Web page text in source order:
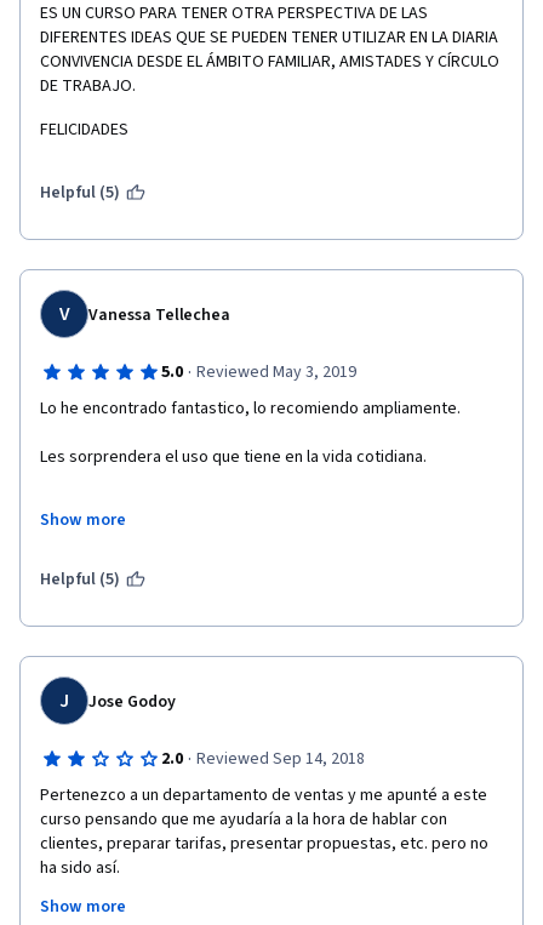
ES UN CURSO PARA TENER OTRA PERSPECTIVA DE LAS
DIFERENTES IDEAS QUE SE PUEDEN TENER UTILIZAR EN LA DIARIA
CONVIVENCIA DESDE EL ÁMBITO FAMILIAR, AMISTADES Y CÍRCULO
DE TRABAJO.
FELICIDADES
Helpful (5)
V Vanessa Tellechea
5.0 · Reviewed May 3, 2019
Lo he encontrado fantastico, lo recomiendo ampliamente.
Les sorprendera el uso que tiene en la vida cotidiana.
segunda parte.
Saludos
Show more
Helpful (5)
J Jose Godoy
2.0 · Reviewed Sep 14, 2018
Pertenezco a un departamento de ventas y me apunté a este
curso pensando que me ayudaría a la hora de hablar con
clientes, preparar tarifas, presentar propuestas, etc. pero no
ha sido así.
En mi opinión, los conceptos que enseñan son excesivamente
Show more